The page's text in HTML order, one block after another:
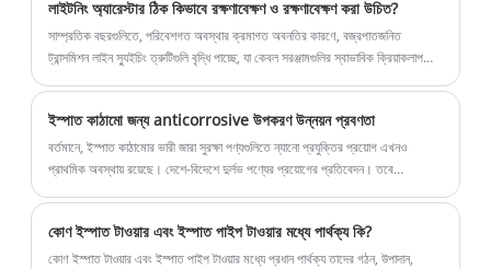
লাইটনিং অ্যারেস্টার ঠিক কিভাবে রক্ষণাবেক্ষণ ও রক্ষণাবেক্ষণ করা উচিত?
সাম্প্রতিক বছরগুলিতে, পরিবেশগত অবস্থার ক্রমাগত অবনতির কারণে, বজ্রপাতজনিত
ট্রান্সমিশন লাইন স্যুইচিং ত্রুটিগুলি বৃদ্ধি পাচ্ছে, যা কেবল সরঞ্জামগুলির স্বাভাবিক ক্রিয়াকলাপকে
ইস্পাত কাঠামো জন্য anticorrosive উপকরণ উন্নয়ন প্রবণতা
বর্তমানে, ইস্পাত কাঠামোর ভারী জারা সুরক্ষা পণ্যগুলিতে ন্যানো প্রযুক্তির প্রয়োগ এখনও
প্রাথমিক অবস্থায় রয়েছে। দেশে-বিদেশে দুর্লভ পণ্যের প্রয়োগের প্রতিবেদন। তবে
কোণ ইস্পাত টাওয়ার এবং ইস্পাত পাইপ টাওয়ার মধ্যে পার্থক্য কি?
কোণ ইস্পাত টাওয়ার এবং ইস্পাত পাইপ টাওয়ার মধ্যে প্রধান পার্থক্য তাদের গঠন, উপাদান,